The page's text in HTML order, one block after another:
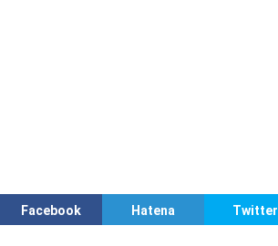
Facebook Hatena Twitter